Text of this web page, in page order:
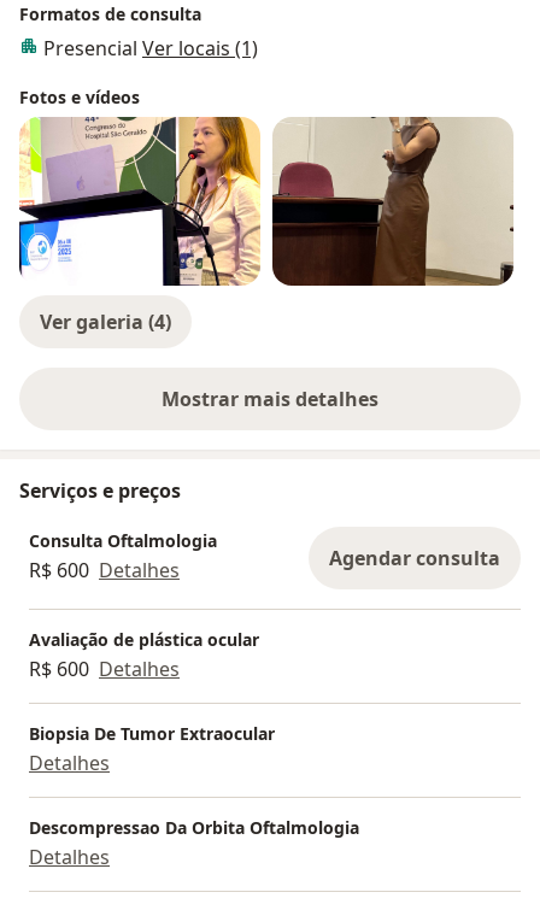
Formatos de consulta
Presencial Ver locais (1)
Fotos e vídeos
Ver galeria (4)
Mostrar mais detalhes
sobre a experiência
Serviços e preços
Consulta Oftalmologia
R$ 600 Detalhes Agendar consulta
Avaliação de plástica ocular
R$ 600 Detalhes
Biopsia De Tumor Extraocular
Detalhes
Descompressao Da Orbita Oftalmologia
Detalhes